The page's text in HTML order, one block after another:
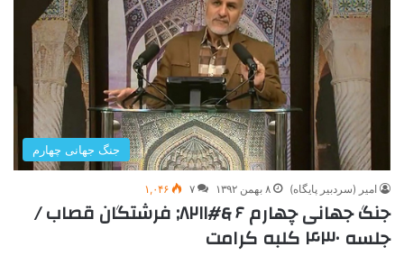
جنگ ‌جهانی ‌چهارم
امیر (سردبیر پایگاه) ۸ بهمن ۱۳۹۲ ۷ ۱,۰۴۶
جنگ‌ جهانی‌ چهارم‌ ۶ &#۸۲۱۱; فرشتگان ‌قصاب /
جلسه ۴۳۰ کلبه کرامت